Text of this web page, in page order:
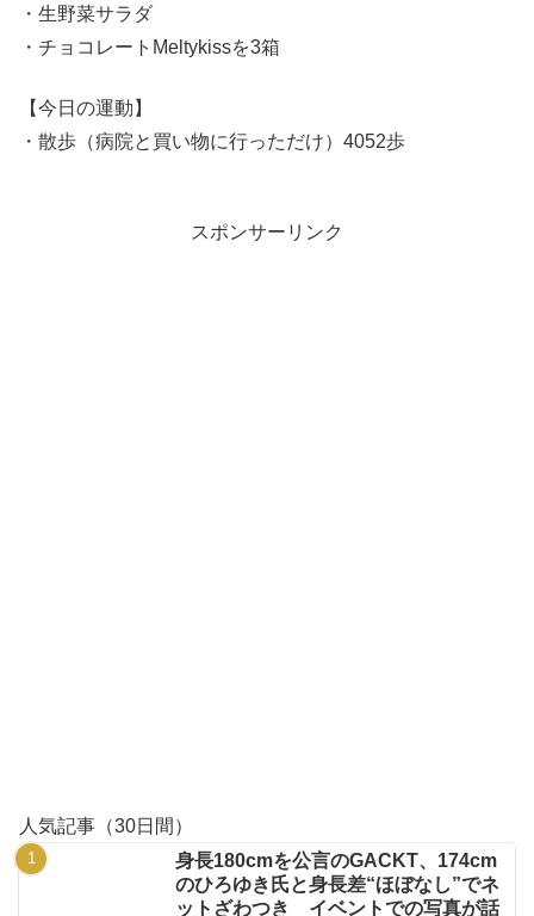
・生野菜サラダ
・チョコレートMeltykissを3箱
【今日の運動】
・散歩（病院と買い物に行っただけ）4052歩
スポンサーリンク
人気記事（30日間）
身長180cmを公言のGACKT、174cm
のひろゆき氏と身長差“ほぼなし”でネ
ットざわつき イベントでの写真が話